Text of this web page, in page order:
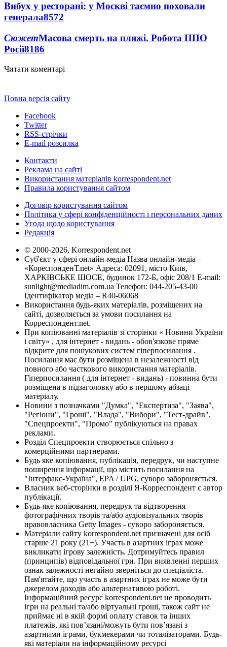
Вибух у ресторані: у Москві таємно поховали
генерала8572
СюжетМасова смерть на пляжі. Робота ППО
Росії8186
Читати коментарі
Повна версія сайту
Facebook
Twitter
RSS-стрічки
E-mail розсилка
Контакти
Реклама на сайті
Використання матеріалів korrespondent.net
Правила користування сайтом
Договір користування сайтом
Політика у сфері конфіденційності і персональних даних
Угода щодо користування
Редакція
© 2000-2026, Korrespondent.net
Суб'єкт у сфері онлайн-медіа Назва онлайн-медіа –
«КореспонденТ.net» Адреса: 02091, місто Київ,
ХАРКІВСЬКЕ ШОСЕ, будинок 172-Б, офіс 208/1 E-mail:
sunlight@mediadim.com.ua Телефон: 044-205-43-00
Ідентифікатор медіа – R40-06068
Використання будь-яких матеріалів, розміщених на
сайті, дозволяється за умови посилання на
Корреспондент.net.
При копіюванні матеріалів зі сторінки « Новини України
і світу» , для інтернет - видань - обов'язкове пряме
відкрите для пошукових систем гіперпосилання .
Посилання має бути розміщена в незалежності від
повного або часткового використання матеріалів.
Гіперпосилання ( для інтернет - видань) - повинна бути
розміщена в підзаголовку або в першому абзаці
матеріалу.
Новини з позначками "Думка", "Експертиза", "Заява",
"Регіони", "Гроші", "Влада", "Вибори", "Тест-драйв",
"Спецпроекти", "Промо" публікуються на правах
реклами.
Розділ Спецпроекти створюється спільно з
комерційними партнерами.
Будь яке копіювання, публікація, передрук, чи наступне
поширення інформації, що містить посилання на
"Інтерфакс-Україна", EPA / UPG, суворо забороняється.
Власник веб-сторінки в розділі Я-Корреспондент є автор
публікації.
Будь-яке копіювання, передрук та відтворення
фотографічних творів та/або аудіовізуальних творів
правовласника Getty Images - суворо забороняється.
Матеріали сайту korrespondent.net призначені для осіб
старше 21 року (21+). Участь в азартних іграх може
викликати ігрову залежність. Дотримуйтесь правил
(принципів) відповідальної гри. При виявленні перших
ознак залежності негайно зверніться до спеціаліста.
Пам'ятайте, що участь в азартних іграх не може бути
джерелом доходів або альтернативою роботі.
Інформаційний ресурс korrespondent.net не проводить
ігри на реальні та/або віртуальні гроші, також сайт не
приймає ні в якій формі оплату ставок та інших
платежів, які пов’язані/можуть бути пов’язані з
азартними іграми, букмекерами чи тоталізаторами. Будь-
які матеріали на інформаційному ресурсі